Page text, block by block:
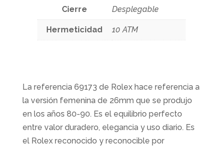
Cierre Desplegable
Hermeticidad 10 ATM
La referencia 69173 de Rolex hace referencia a
la versión femenina de 26mm que se produjo
en los años 80-90. Es el equilibrio perfecto
entre valor duradero, elegancia y uso diario. Es
el Rolex reconocido y reconocible por